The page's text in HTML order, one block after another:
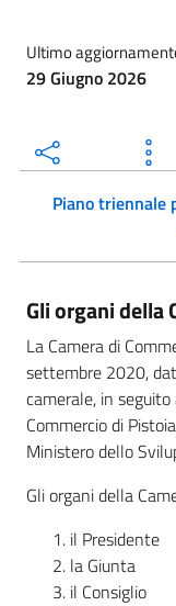
Ultimo
29 Giugno 2026
Piano triennale per la prevenzione della corruzione e
Gli organi della
La Camera di
settembre 2020,
camerale, in
Commercio di
Ministero dello
Gli organi della
il Presidente
la Giunta
il Consiglio